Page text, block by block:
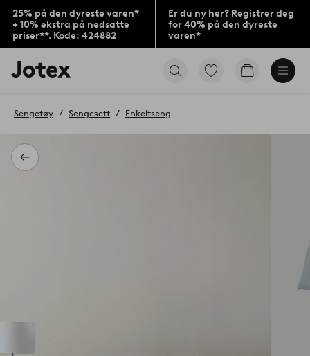
25% på den dyreste varen*
+ 10% ekstra på nedsatte
priser**. Kode: 424882
Er du ny her? Registrer deg
for 40% på den dyreste
varen*
Jotex’
logo
til
Gå
Gå
Tilbake
Sengetøy Sengesett Enkeltseng